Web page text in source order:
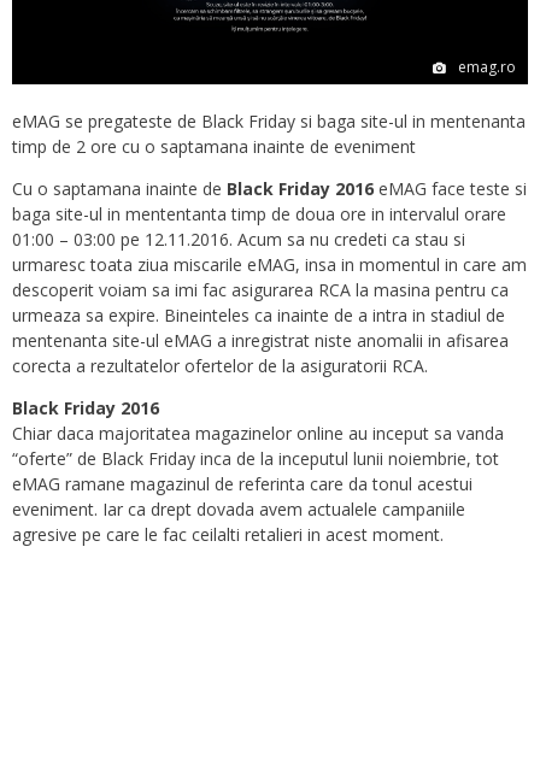
emag.ro
eMAG se pregateste de Black Friday si baga site-ul in mentenanta
timp de 2 ore cu o saptamana inainte de eveniment
Cu o saptamana inainte de Black Friday 2016 eMAG face teste si
baga site-ul in mententanta timp de doua ore in intervalul orare
01:00 – 03:00 pe 12.11.2016. Acum sa nu credeti ca stau si
urmaresc toata ziua miscarile eMAG, insa in momentul in care am
descoperit voiam sa imi fac asigurarea RCA la masina pentru ca
urmeaza sa expire. Bineinteles ca inainte de a intra in stadiul de
mentenanta site-ul eMAG a inregistrat niste anomalii in afisarea
corecta a rezultatelor ofertelor de la asiguratorii RCA.
Black Friday 2016
Chiar daca majoritatea magazinelor online au inceput sa vanda
“oferte” de Black Friday inca de la inceputul lunii noiembrie, tot
eMAG ramane magazinul de referinta care da tonul acestui
eveniment. Iar ca drept dovada avem actualele campaniile
agresive pe care le fac ceilalti retalieri in acest moment.